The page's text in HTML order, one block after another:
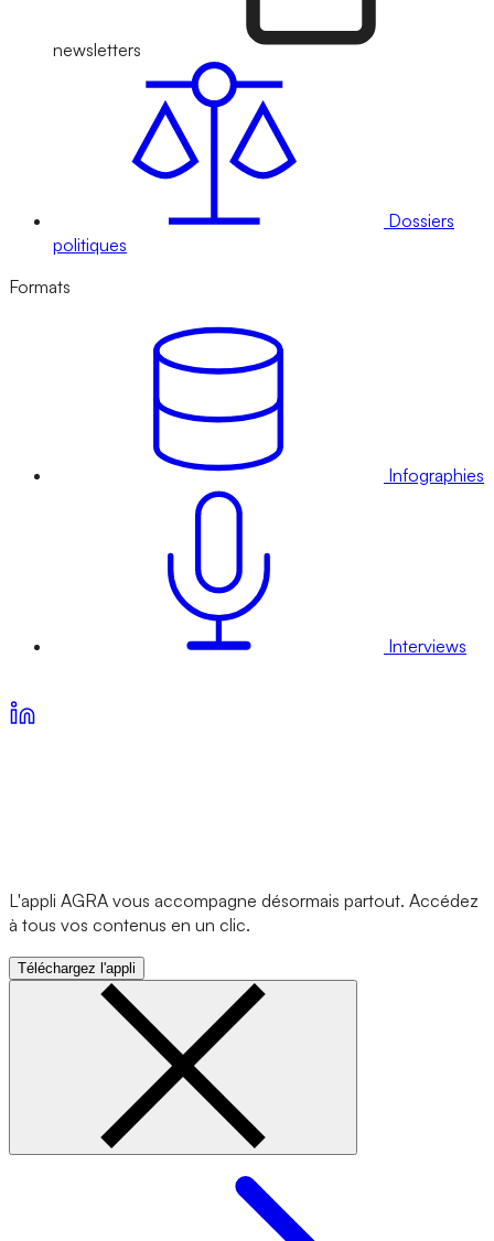
newsletters
Dossiers
politiques
Formats
Infographies
Interviews
L'appli AGRA vous accompagne désormais partout. Accédez
à tous vos contenus en un clic.
Téléchargez l'appli